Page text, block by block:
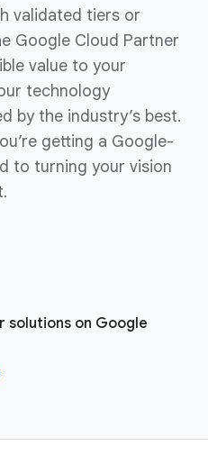
validated tiers or
Google Cloud Partner
value to your
technology
by the industry’s best.
getting a Google-
to turning your vision
solutions on Google